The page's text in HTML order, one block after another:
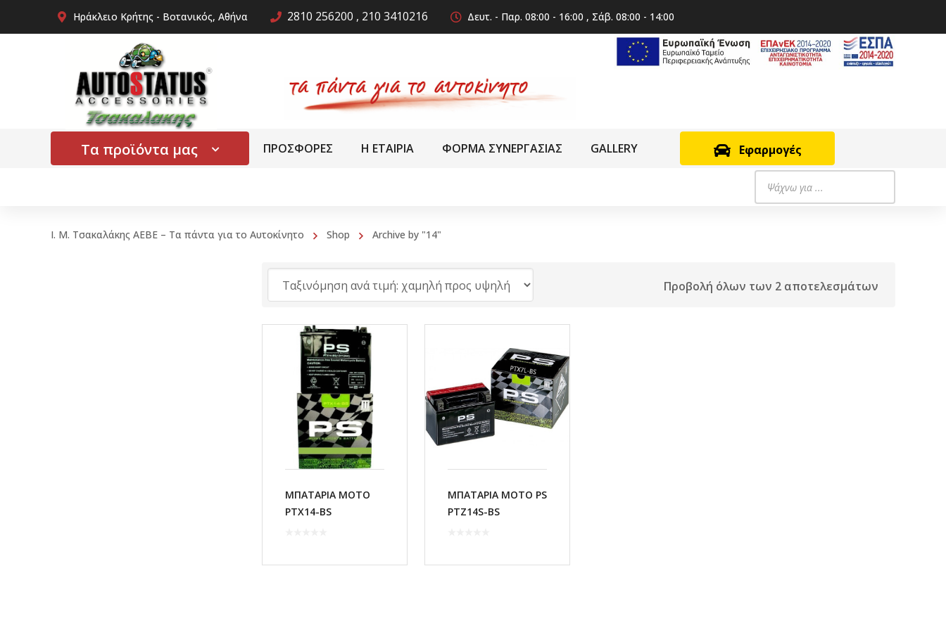
Ηράκλειο Κρήτης - Βοτανικός, Αθήνα 2810 256200 , 210 3410216 Δευτ. - Παρ. 08:00 - 16:00 , Σάβ. 08:00 - 14:00
Τα προϊόντα μας ΠΡΟΣΦΟΡΕΣ Η ΕΤΑΙΡΙΑ ΦΟΡΜΑ ΣΥΝΕΡΓΑΣΙΑΣ GALLERY
Εφαρμογές
Products
search
Ι. Μ. Τσακαλάκης ΑΕΒΕ – Τα πάντα για το Αυτοκίνητο Shop Archive by "14"
Προβολή όλων των 2 αποτελεσμάτων
ΜΠΑΤΑΡΙΑ MOTO
PTX14-BS
ΜΠΑΤΑΡΙΑ MOTO PS
PTZ14S-BS